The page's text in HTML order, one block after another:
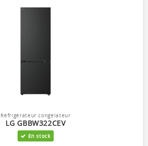
Réfrigérateur congélateur
LG GBBW322CEV
En stock